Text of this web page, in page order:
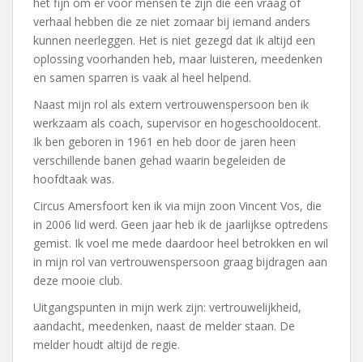
verhaal hebben die ze niet zomaar bij iemand anders
kunnen neerleggen. Het is niet gezegd dat ik altijd een
oplossing voorhanden heb, maar luisteren, meedenken
en samen sparren is vaak al heel helpend.
Naast mijn rol als extern vertrouwenspersoon ben ik
werkzaam als coach, supervisor en hogeschooldocent.
Ik ben geboren in 1961 en heb door de jaren heen
verschillende banen gehad waarin begeleiden de
hoofdtaak was.
Circus Amersfoort ken ik via mijn zoon Vincent Vos, die
in 2006 lid werd. Geen jaar heb ik de jaarlijkse optredens
gemist. Ik voel me mede daardoor heel betrokken en wil
in mijn rol van vertrouwenspersoon graag bijdragen aan
deze mooie club.
Uitgangspunten in mijn werk zijn: vertrouwelijkheid,
aandacht, meedenken, naast de melder staan. De
melder houdt altijd de regie.